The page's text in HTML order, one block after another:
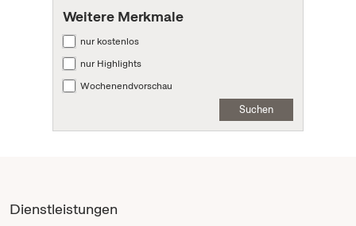
Weitere Merkmale
nur kostenlos
nur Highlights
Wochenendvorschau
Suchen
Dienstleistungen